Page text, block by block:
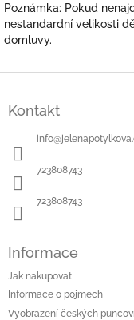
Poznámka: Pokud
nestandardní velikosti
domluvy.
Kontakt
info@
723808743
723808743
Informace
Jak nakupovat
Informace o pojmech
Vyobrazení českých